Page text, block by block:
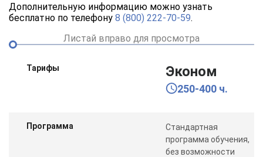
Дополнительную информацию можно узнать
бесплатно по телефону 8 (800) 222-70-59.
Листай вправо для просмотра
Тарифы Эконом
250-400 ч.
Программа
Стандартная
программа обучения,
без возможности